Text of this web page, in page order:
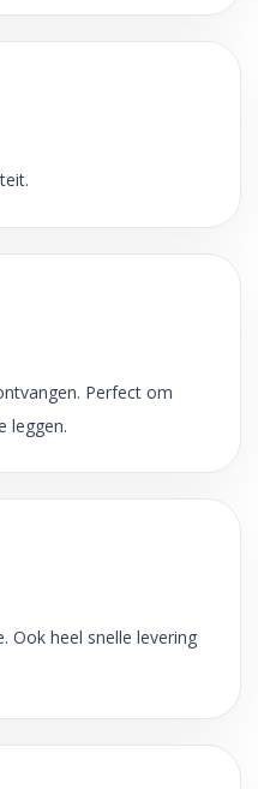
Perfect om
leggen.
Ook heel snelle levering